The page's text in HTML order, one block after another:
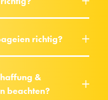
richtig?
&
beachten?